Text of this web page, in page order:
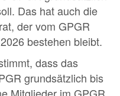
Das hat auch die
der vom GPGR
bestehen bleibt.
dass das
grundsätzlich bis